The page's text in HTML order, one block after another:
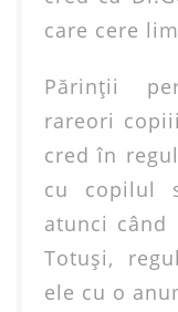
care cere
Părinţii
rareori
cred în
cu copilul
atunci
Totuşi,
ele cu o